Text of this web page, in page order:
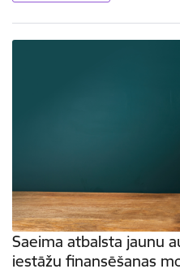
Saeima atbalsta jaunu
iestāžu finansēšanas